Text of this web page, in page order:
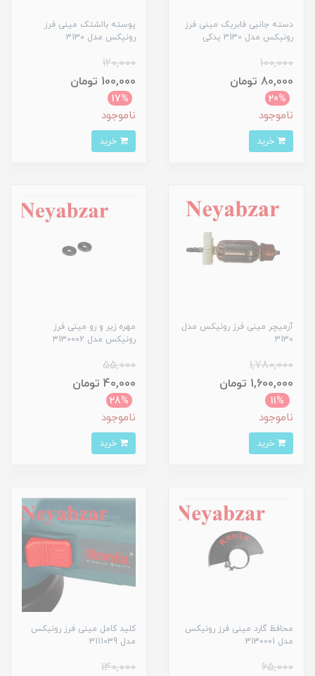
دسته جانبی فابریک مینی فرز
رونیکس مدل 3130 یدکی
100,000
80,000 تومان
20%
ناموجود
پوسته بالشتک مینی فرز
رونیکس مدل 3130
120,000
100,000 تومان
17%
ناموجود
آرمیچر مینی فرز رونیکس مدل
3130
1,780,000
1,600,000 تومان
11%
ناموجود
مهره زیر و رو مینی فرز
رونیکس مدل 3130002
55,000
40,000 تومان
28%
ناموجود
محافظ گارد مینی فرز رونیکس
مدل 3130001
65,000
کلید کامل مینی فرز رونیکس
مدل 3111039
140,000